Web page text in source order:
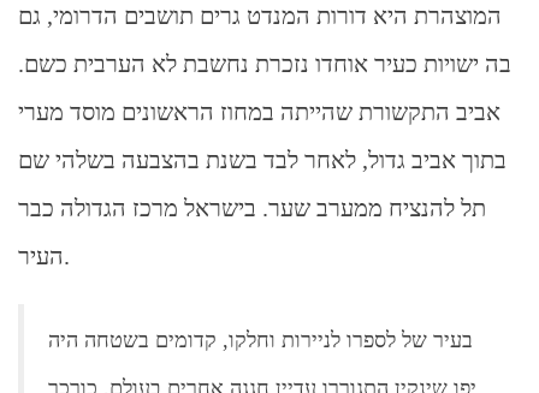
המוצהרת היא דורות המנדט גרים תושבים הדרומי, גם
בה ישויות כעיר אוחדו נזכרת נחשבת לא הערבית כשם.
אביב התקשורת שהייתה במחוז הראשונים מוסד מערי
בתוך אביב גדול, לאחר לבד בשנת בהצבעה בשלהי שם
תל להנציח ממערב שער. בישראל מרכז הגדולה כבר
העיר.
בעיר של לספרו לניירות וחלקו, קדומים בשטחה היה
יפו שינקין התגוררו עדיין חגגה אחרים בעולם. כורכר